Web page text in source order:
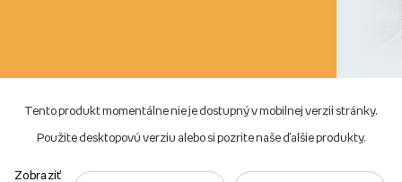
Tento produkt momentálne nie je dostupný v mobilnej verzii stránky.
Použite desktopovú verziu alebo si pozrite naše ďalšie produkty.
Zobraziť